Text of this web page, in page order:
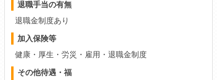
退職手当の有無
退職金制度あり
加入保険等
健康・厚生・労災・雇用・退職金制度
その他待遇・福